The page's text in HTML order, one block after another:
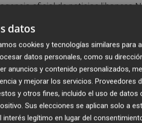
oficial de noticias libanesa
del municipio de Rihan, Ali
de "un presunto objetivo aéreo
la intrusión de aeronaves
Nabatiye y Marjayun, según ha
particularmente delicado
datos
cookies y tecnologías similares para
datos personales, como su
anuncios y contenido personalizados,
y mejorar los servicios. Proveedores
y otros fines, incluido el uso de datos
Sus elecciones se aplican solo a
interés legítimo en lugar del